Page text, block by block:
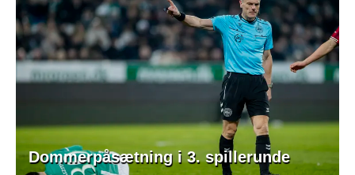
Dommerpåsætning i 3. spillerunde